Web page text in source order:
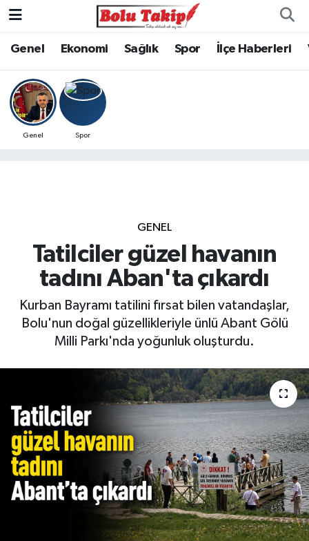
Genel Ekonomi Sağlık Spor İlçe Haberleri
Genel Spor
GENEL
Tatilciler güzel havanın
tadını Aban'ta çıkardı
Kurban Bayramı tatilini fırsat bilen vatandaşlar,
Bolu'nun doğal güzellikleriyle ünlü Abant Gölü
Milli Parkı'nda yoğunluk oluşturdu.